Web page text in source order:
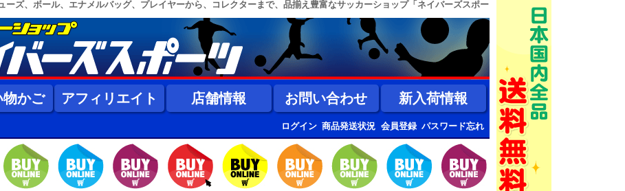
ーズ、ボール、エナメルバッグ、プレイヤーから、コレクターまで、品揃え豊富なサッカーショップ「ネイバーズスポー
物かご アフィリエイト 店舗情報 お問い合わせ 新入荷情報
ログイン 商品発送状況 会員登録 パスワード忘れ